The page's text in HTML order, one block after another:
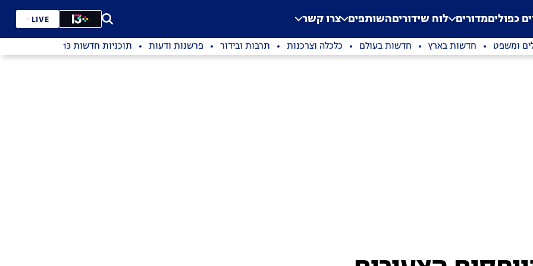
Application error: a
. כפוליםמדורים לוח שידוריםהשותפים צרו קשר LIVE
ומשפט חדשות בארץ חדשות בעולם כלכלה וצרכנות תרבות ובידור פרשנות ודעות תוכניות חדשות 13